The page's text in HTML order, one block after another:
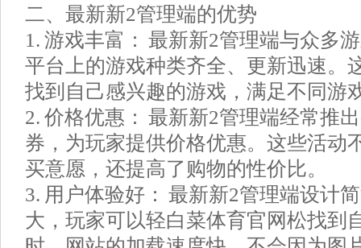
二、最新新2管理端的优势
1. 游戏丰富： 最新新2管理端与众多
平台上的游戏种类齐全、更新迅速。
找到自己感兴趣的游戏，满足不同游
2. 价格优惠： 最新新2管理端经常推
券，为玩家提供价格优惠。这些活动
买意愿，还提高了购物的性价比。
3. 用户体验好： 最新新2管理端设计
大，玩家可以轻白菜体育官网松找到